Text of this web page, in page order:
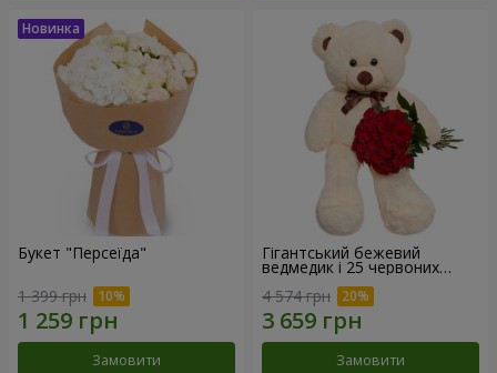
Букет "Персеїда"
1 399 грн
Замовити
Гігантський бежевий
ведмедик і 25 червоних
троянд
4 574 грн
Замовити